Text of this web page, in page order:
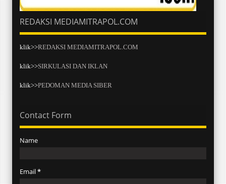
REDAKSI MEDIAMITRAPOL.COM
klik>>REDAKSI MEDIAMITRAPOL.COM
klik>>SIRKULASI DAN IKLAN
klik>>PEDOMAN MEDIA SIBER
Contact Form
Name
Email*